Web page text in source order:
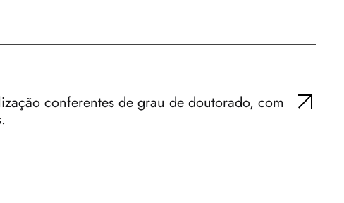
conferentes de grau de doutorado, com